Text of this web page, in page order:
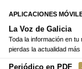
APLICACIONES
La Voz de Galicia
Toda la información en
pierdas la actualidad más
Periódico en PDF